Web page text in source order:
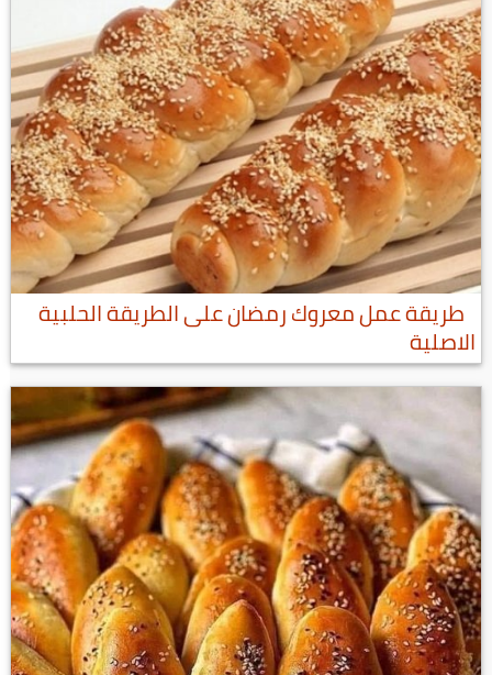
طريقة عمل معروك رمضان على الطريقة الحلبية
الاصلية